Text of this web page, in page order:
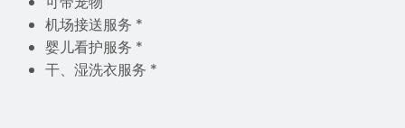
机场接送服务 *
婴儿看护服务 *
干、湿洗衣服务 *